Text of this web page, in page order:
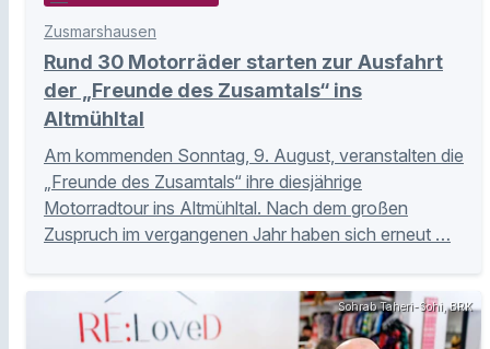
Zusmarshausen
Rund 30 Motorräder starten zur Ausfahrt
der „Freunde des Zusamtals“ ins
Altmühltal
Am kommenden Sonntag, 9. August, veranstalten die
„Freunde des Zusamtals“ ihre diesjährige
Motorradtour ins Altmühltal. Nach dem großen
Zuspruch im vergangenen Jahr haben sich erneut …
Sohrab Taheri-Sohi, BRK